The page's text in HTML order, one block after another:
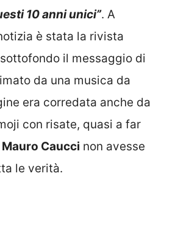
10 anni unici”. A
è stata la rivista
il messaggio di
da una musica da
era corredata anche da
con risate, quasi a far
Mauro Caucci non avesse
le verità.